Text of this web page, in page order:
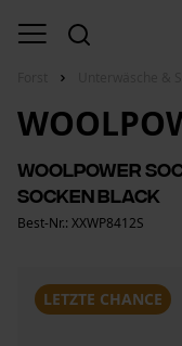
LETZTE CHANCE
Woolpower
Socken black
Best-Nr.: XXWP8412S